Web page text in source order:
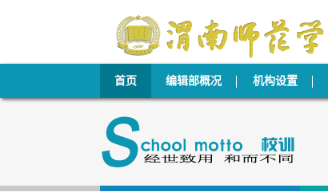
首页 编辑部概况 机构设置